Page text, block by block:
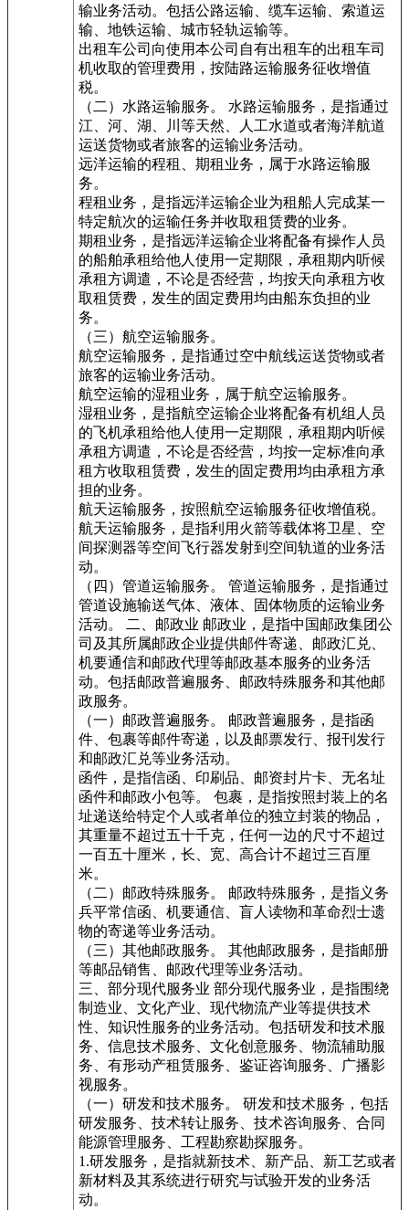
输业务活动。包括公路运输、缆车运输、索道运
输、地铁运输、城市轻轨运输等。
出租车公司向使用本公司自有出租车的出租车司
机收取的管理费用，按陆路运输服务征收增值
税。
（二）水路运输服务。 水路运输服务，是指通过
江、河、湖、川等天然、人工水道或者海洋航道
运送货物或者旅客的运输业务活动。
远洋运输的程租、期租业务，属于水路运输服
务。
程租业务，是指远洋运输企业为租船人完成某一
特定航次的运输任务并收取租赁费的业务。
期租业务，是指远洋运输企业将配备有操作人员
的船舶承租给他人使用一定期限，承租期内听候
承租方调遣，不论是否经营，均按天向承租方收
取租赁费，发生的固定费用均由船东负担的业
务。
（三）航空运输服务。
航空运输服务，是指通过空中航线运送货物或者
旅客的运输业务活动。
航空运输的湿租业务，属于航空运输服务。
湿租业务，是指航空运输企业将配备有机组人员
的飞机承租给他人使用一定期限，承租期内听候
承租方调遣，不论是否经营，均按一定标准向承
租方收取租赁费，发生的固定费用均由承租方承
担的业务。
航天运输服务，按照航空运输服务征收增值税。
航天运输服务，是指利用火箭等载体将卫星、空
间探测器等空间飞行器发射到空间轨道的业务活
动。
（四）管道运输服务。 管道运输服务，是指通过
管道设施输送气体、液体、固体物质的运输业务
活动。 二、邮政业 邮政业，是指中国邮政集团公
司及其所属邮政企业提供邮件寄递、邮政汇兑、
机要通信和邮政代理等邮政基本服务的业务活
动。包括邮政普遍服务、邮政特殊服务和其他邮
政服务。
（一）邮政普遍服务。 邮政普遍服务，是指函
件、包裹等邮件寄递，以及邮票发行、报刊发行
和邮政汇兑等业务活动。
函件，是指信函、印刷品、邮资封片卡、无名址
函件和邮政小包等。 包裹，是指按照封装上的名
址递送给特定个人或者单位的独立封装的物品，
其重量不超过五十千克，任何一边的尺寸不超过
一百五十厘米，长、宽、高合计不超过三百厘
米。
（二）邮政特殊服务。 邮政特殊服务，是指义务
兵平常信函、机要通信、盲人读物和革命烈士遗
物的寄递等业务活动。
（三）其他邮政服务。 其他邮政服务，是指邮册
等邮品销售、邮政代理等业务活动。
三、部分现代服务业 部分现代服务业，是指围绕
制造业、文化产业、现代物流产业等提供技术
性、知识性服务的业务活动。包括研发和技术服
务、信息技术服务、文化创意服务、物流辅助服
务、有形动产租赁服务、鉴证咨询服务、广播影
视服务。
（一）研发和技术服务。 研发和技术服务，包括
研发服务、技术转让服务、技术咨询服务、合同
能源管理服务、工程勘察勘探服务。
1.研发服务，是指就新技术、新产品、新工艺或者
新材料及其系统进行研究与试验开发的业务活
动。